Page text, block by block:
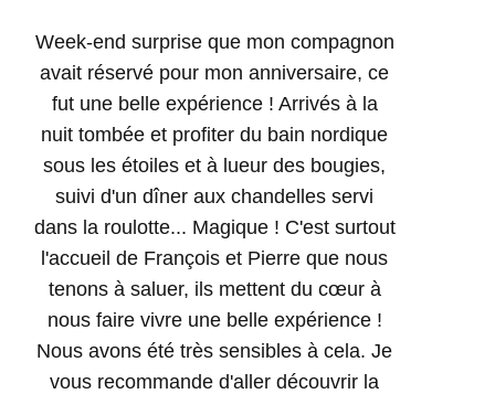
Week-end surprise que mon compagnon
avait réservé pour mon anniversaire, ce
fut une belle expérience ! Arrivés à la
nuit tombée et profiter du bain nordique
sous les étoiles et à lueur des bougies,
suivi d'un dîner aux chandelles servi
dans la roulotte... Magique ! C'est surtout
l'accueil de François et Pierre que nous
tenons à saluer, ils mettent du cœur à
nous faire vivre une belle expérience !
Nous avons été très sensibles à cela. Je
vous recommande d'aller découvrir la